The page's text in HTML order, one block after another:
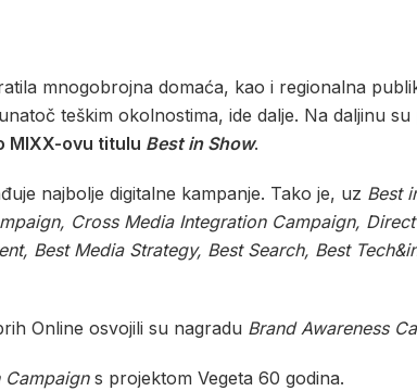
mnogobrojna domaća, kao i regionalna
teškim okolnostima, ide dalje. Na daljinu
MIXX-ovu titulu Best in Show.
najbolje digitalne kampanje. Tako je, uz Best
Cross Media Integration Campaign,
Best Media Strategy, Best Search, Best
Online osvojili su nagradu Brand Awareness
Campaigns projektom Vegeta 60 godina.